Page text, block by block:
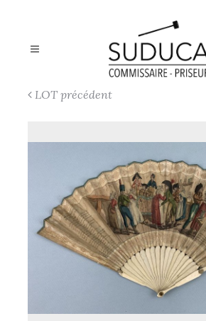
LOT précédent